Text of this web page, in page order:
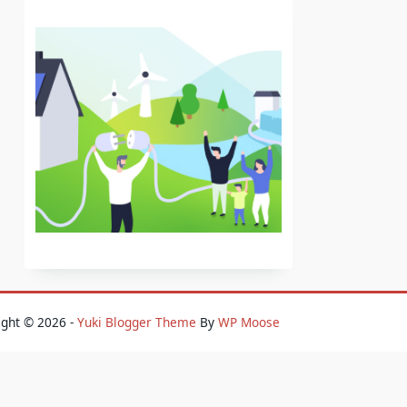
© 2026 - Yuki Blogger Theme By WP Moose